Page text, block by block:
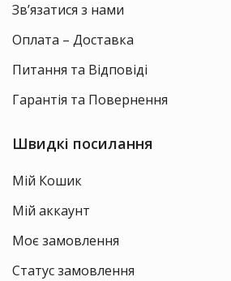
Зв’язатися з нами
Оплата – Доставка
Питання та Відповіді
Гарантія та Повернення
Швидкі посилання
Мій Кошик
Мій аккаунт
Моє замовлення
Статус замовлення